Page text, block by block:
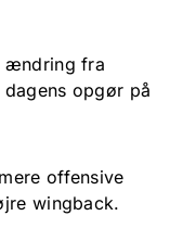
ændring fra
opgør på
offensive
wingback.